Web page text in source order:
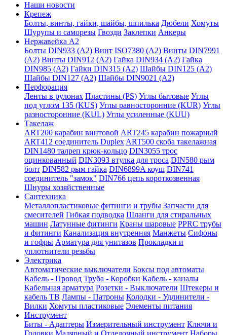
Наши новости
Крепеж
Болты, винты, гайки, шайбы, шпилька Дюбели Хомуты
Шурупы и саморезы Гвозди Заклепки Анкеры
Нержавейка А2
Болты DIN933 (A2) Винт ISO7380 (A2) Винты DIN7991
(A2) Винты DIN912 (A2) Гайка DIN934 (A2) Гайка
DIN985 (A2) Гайки DIN315 (A2) Шайбы DIN125 (A2)
Шайбы DIN127 (A2) Шайбы DIN9021 (A2)
Перфорация
Ленты в рулонах Пластины (PS) Углы бытовые Углы
под углом 135 (KUS) Углы равносторонние (KUR) Углы
разносторонние (KUL) Углы усиленные (KUU)
Такелаж
ART200 карабин винтовой ART245 карабин пожарный
ART412 соединитель Duplex ART500 скоба такелажная
DIN1480 талреп крюк-кольцо DIN3055 трос
оцинкованный DIN3093 втулка для троса DIN580 рым
болт DIN582 рым гайка DIN6899A коуш DIN741
соединитель "замок" DIN766 цепь короткозвенная
Шнуры хозяйственные
Сантехника
Металлопластиковые фитинги и трубы Запчасти для
смесителей Гибкая подводка Шланги для стиральных
машин Латунные фитинги Краны шаровые PPRC трубы
и фитинги Канализация внутренняя Манжеты Сифоны
и гофры Арматура для унитазов Прокладки и
уплотнители резьбы
Электрика
Автоматические выключатели Боксы под автоматы
Кабель - Провод Труба - Коробки Кабель - каналы
Кабельная арматура Розетки - Выключатели Штекеры и
кабель ТВ Лампы - Патроны Колодки - Удлинители -
Вилки Хомуты пластиковые Элементы питания
Инструмент
Биты - Адаптеры Измерительный инструмент Ключи и